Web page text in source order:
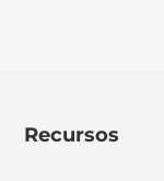
Recursos